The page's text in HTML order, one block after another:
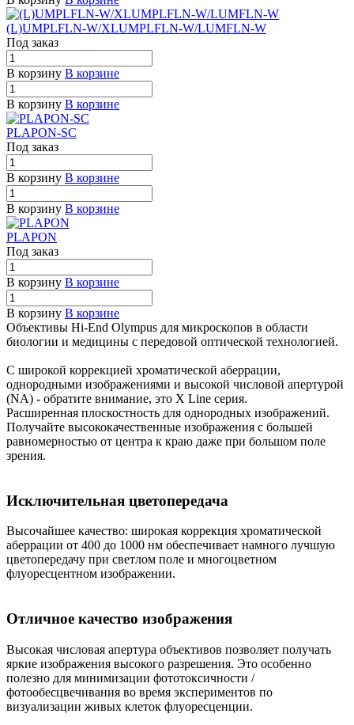
(L)UMPLFLN-W/XLUMPLFLN-W/LUMFLN-W
Под заказ
В корзину В корзине
В корзину В корзине
PLAPON-SC
Под заказ
В корзину В корзине
В корзину В корзине
PLAPON
Под заказ
В корзину В корзине
В корзину В корзине
Объективы Hi-End Olympus для микроскопов в области
биологии и медицины с передовой оптической технологией.
С широкой коррекцией хроматической аберрации,
однородными изображениями и высокой числовой апертурой
(NA) - обратите внимание, это X Line серия.
Расширенная плоскостность для однородных изображений.
Получайте высококачественные изображения с большей
равномерностью от центра к краю даже при большом поле
зрения.
Исключительная цветопередача
Высочайшее качество: широкая коррекция хроматической
аберрации от 400 до 1000 нм обеспечивает намного лучшую
цветопередачу при светлом поле и многоцветном
флуоресцентном изображении.
Отличное качество изображения
Высокая числовая апертура объективов позволяет получать
яркие изображения высокого разрешения. Это особенно
полезно для минимизации фототоксичности /
фотообесцвечивания во время экспериментов по
визуализации живых клеток флуоресценции.